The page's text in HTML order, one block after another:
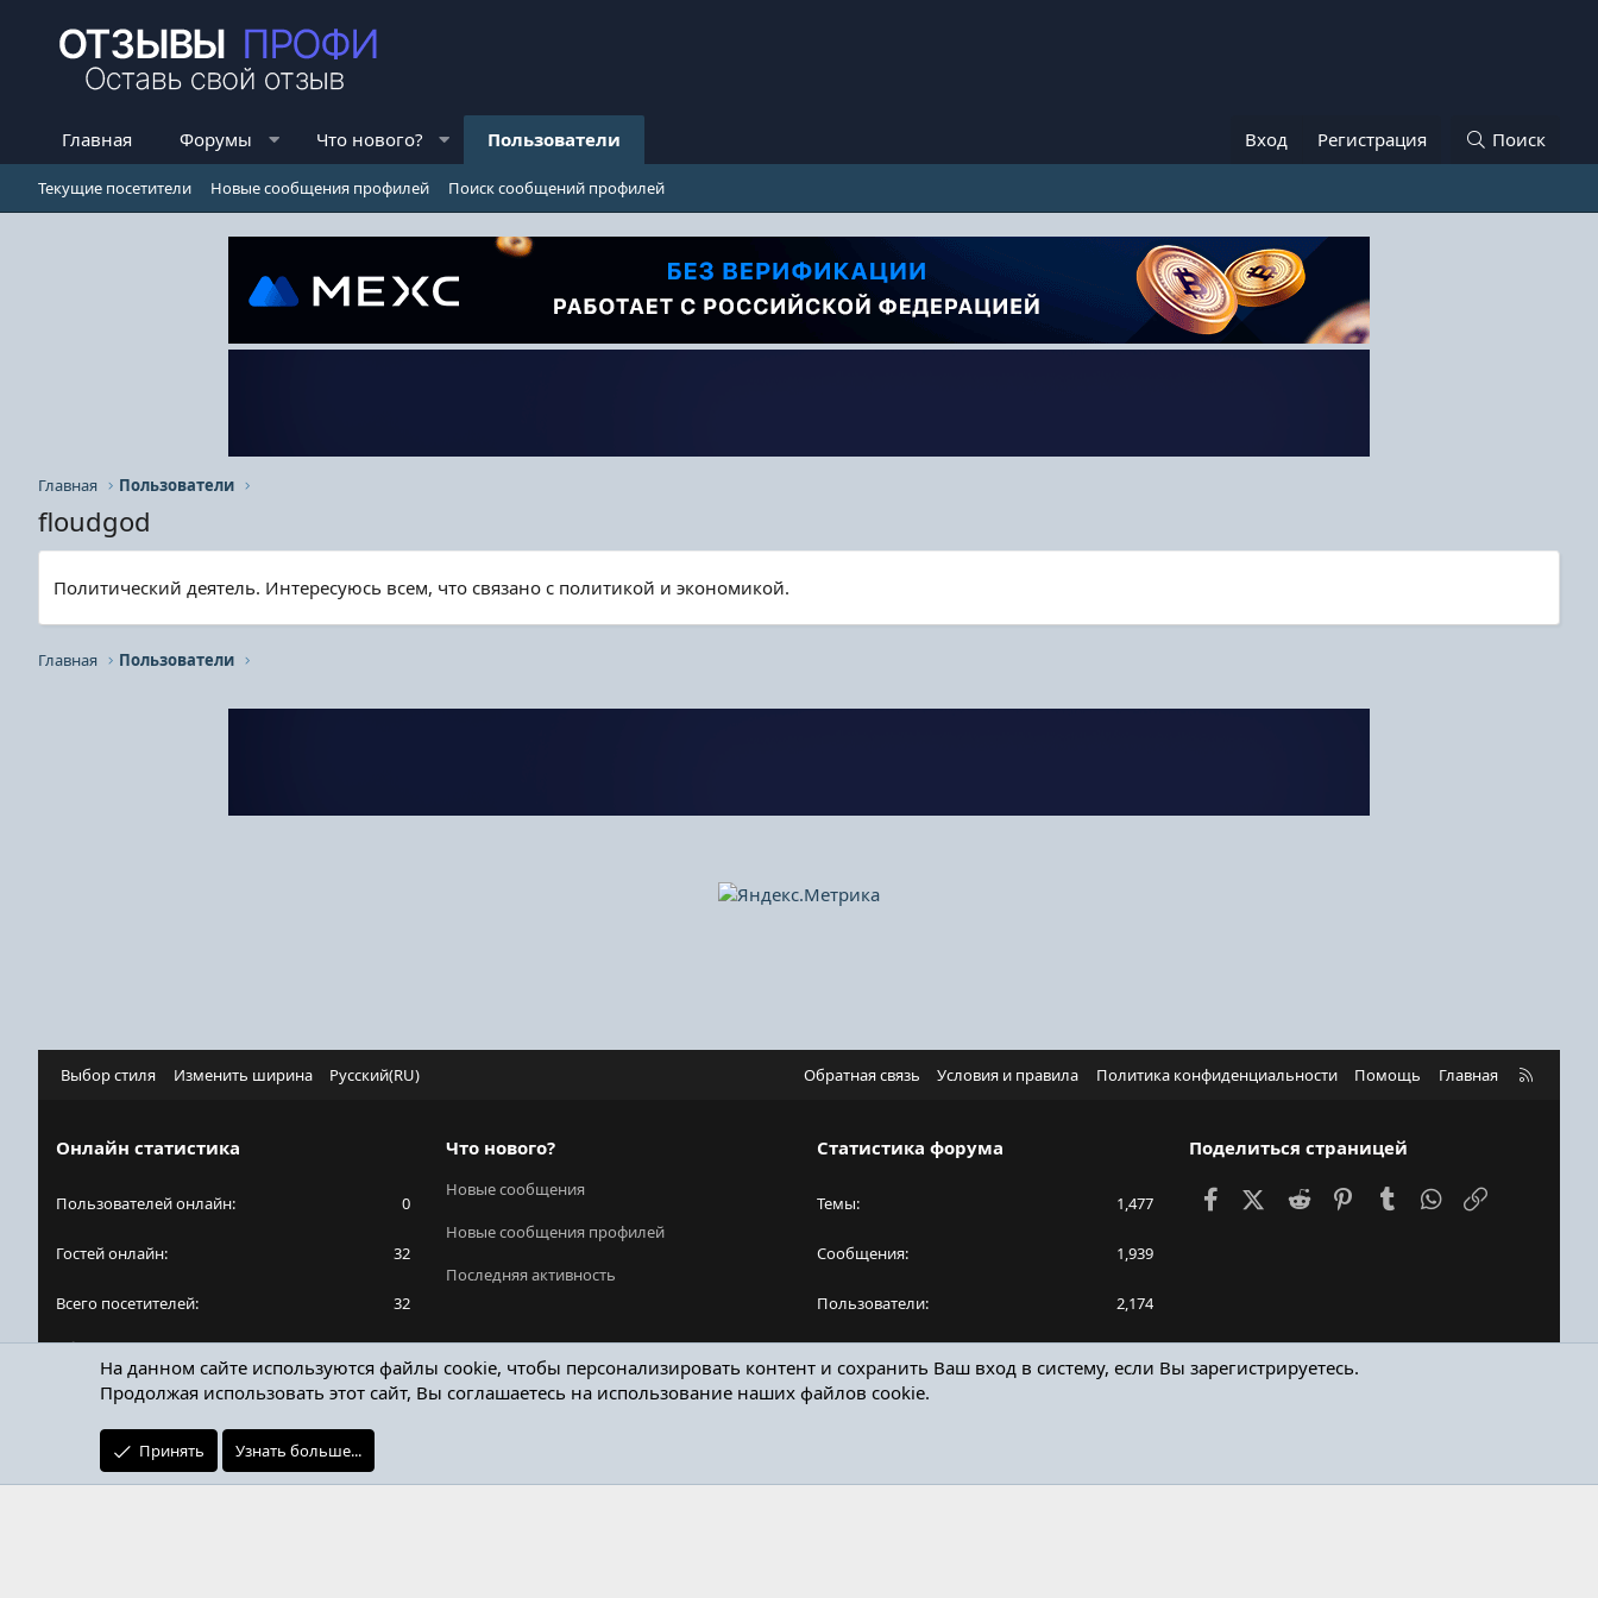
Главная Форумы Что нового? Пользователи Вход Регистрация Поиск
Текущие посетители Новые сообщения профилей Поиск сообщений профилей
Главная Пользователи
floudgod
Политический деятель. Интересуюсь всем, что связано с политикой и экономикой.
Главная Пользователи
Выбор стиля Изменить ширина Русский(RU) Обратная связь Условия и правила Политика конфиденциальности Помощь Главная
R
Онлайн статистика
Пользователей онлайн 0
Гостей онлайн 32
Всего посетителей 32
Общее количество посетителей может включать
в себя скрытых пользователей.
Что нового?
Новые сообщения
Новые сообщения профилей
Последняя активность
Статистика форума
Темы 1,477
Сообщения 1,939
Пользователи 2,174
Поделиться страницей
FacebookX (Twitter)
Reddit PinterestTumblr WhatsApp
На данном сайте используются файлы cookie, чтобы персонализировать контент и сохранить Ваш вход в систему, если Вы зарегистрируетесь.
Продолжая использовать этот сайт, Вы соглашаетесь на использование наших файлов cookie.
Принять Узнать больше...